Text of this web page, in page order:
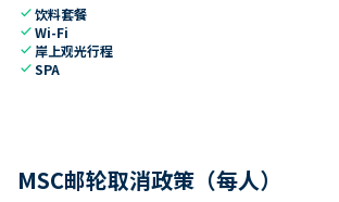
check饮料套餐
checkWi-Fi
check 岸上观光行程
checkSPA
MSC邮轮取消政策（每人）